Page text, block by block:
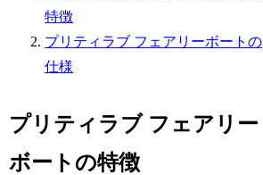
特徴
プリティラブ フェアリーボートの
仕様
プリティラブ フェアリー
ボートの特徴